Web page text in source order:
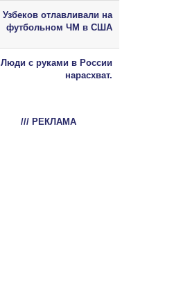
Узбеков отлавливали на
футбольном ЧМ в США
Люди с руками в России
нарасхват.
/// РЕКЛАМА